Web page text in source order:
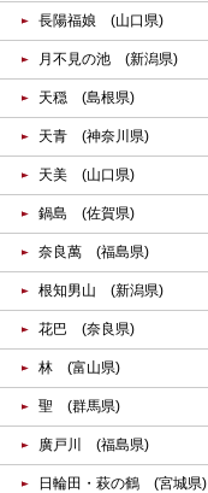
長陽福娘 (山口県)
月不見の池 (新潟県)
天穏 (島根県)
天青 (神奈川県)
天美 (山口県)
鍋島 (佐賀県)
奈良萬 (福島県)
根知男山 (新潟県)
花巴 (奈良県)
林 (富山県)
聖 (群馬県)
廣戸川 (福島県)
日輪田・萩の鶴 (宮城県)